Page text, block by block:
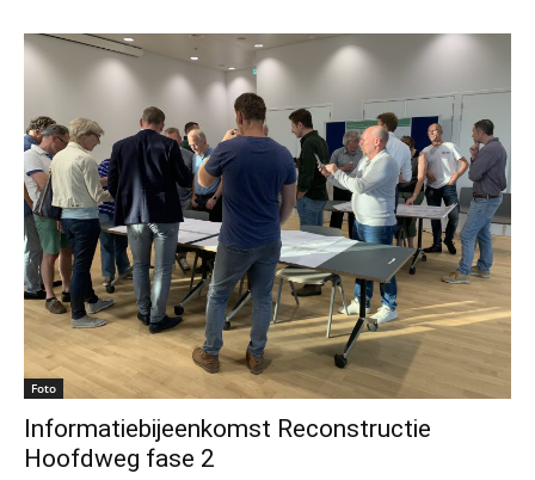
Foto
Informatiebijeenkomst Reconstructie
Hoofdweg fase 2